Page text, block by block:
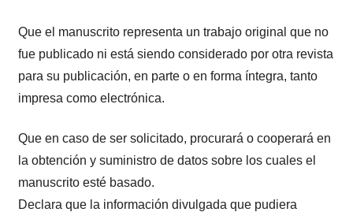
Que el manuscrito representa un trabajo original que no
fue publicado ni está siendo considerado por otra revista
para su publicación, en parte o en forma íntegra, tanto
impresa como electrónica.
Que en caso de ser solicitado, procurará o cooperará en
la obtención y suministro de datos sobre los cuales el
manuscrito esté basado.
Declara que la información divulgada que pudiera